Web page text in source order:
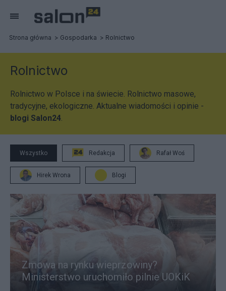
Strona główna Gospodarka Rolnictwo
Rolnictwo
Rolnictwo w Polsce i na świecie. Rolnictwo masowe,
tradycyjne, ekologiczne. Aktualne wiadomości i opinie -
blogi Salon24.
Wszystko Redakcja Rafał Woś
Hirek Wrona Blogi
Zmowa na rynku wieprzowiny?
Ministerstwo uruchomiło pilnie UOKiK